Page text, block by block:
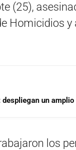
(25),
Homicidios
un
los